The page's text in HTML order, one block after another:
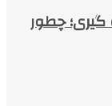
گیری؛ چطور